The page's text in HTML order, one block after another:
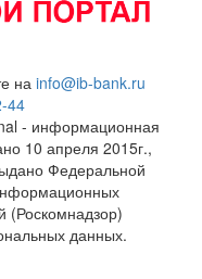
на info@ib-bank.ru
44
- информационная
10 апреля 2015г.,
Федеральной
(Роскомнадзор)
данных.